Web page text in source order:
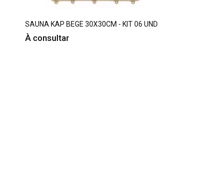
SAUNA KAP BEGE 30X30CM - KIT 06 UND
À consultar